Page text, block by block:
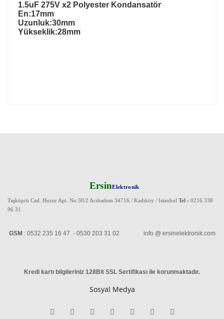
1.5uF 275V x2 Polyester Kondansatör
En:17mm
Uzunluk:30mm
Yükseklik:28mm
ErsinElektronik
Taşköprü Cad. Huzur Apt. No:30/2 Acıbadem 34716 / Kadıköy / Istanbul Tel : 0216 338
96 31
GSM : 0532 235 16 47 - 0530 203 31 02 info @ ersinelektronik.com
Kredi kartı bilgileriniz 128Bit SSL Sertifikası ile korunmaktadır.
Sosyal Medya